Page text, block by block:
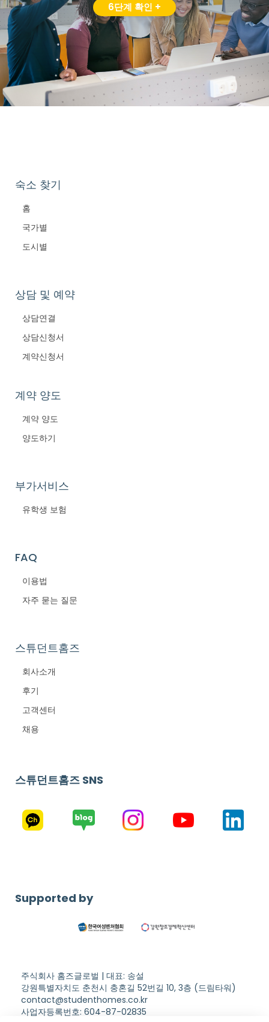
6단계 확인 +
숙소 찾기
홈
국가별
도시별
상담 및 예약
상담연결
상담신청서
계약신청서
계약 양도
계약 양도
양도하기
부가서비스
유학생 보험
FAQ
이용법
자주 묻는 질문
스튜던트홈즈
회사소개
후기
고객센터
채용
스튜던트홈즈 SNS
Supported by
주식회사 홈즈글로벌 | 대표: 송설
강원특별자치도 춘천시 충혼길 52번길 10, 3층 (드림타워)
contact@studenthomes.co.kr
사업자등록번호: 604-87-02835